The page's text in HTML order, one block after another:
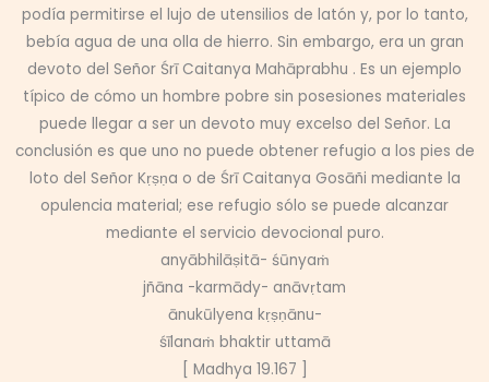
podía permitirse el lujo de utensilios de latón y, por lo tanto,
bebía agua de una olla de hierro. Sin embargo, era un gran
devoto del Señor Śrī Caitanya Mahāprabhu . Es un ejemplo
típico de cómo un hombre pobre sin posesiones materiales
puede llegar a ser un devoto muy excelso del Señor. La
conclusión es que uno no puede obtener refugio a los pies de
loto del Señor Kṛṣṇa o de Śrī Caitanya Gosāñi mediante la
opulencia material; ese refugio sólo se puede alcanzar
mediante el servicio devocional puro.
anyābhilāṣitā- śūnyaṁ
jñāna -karmādy- anāvṛtam
ānukūlyena kṛṣṇānu-
śīlanaṁ bhaktir uttamā
[ Madhya 19.167 ]